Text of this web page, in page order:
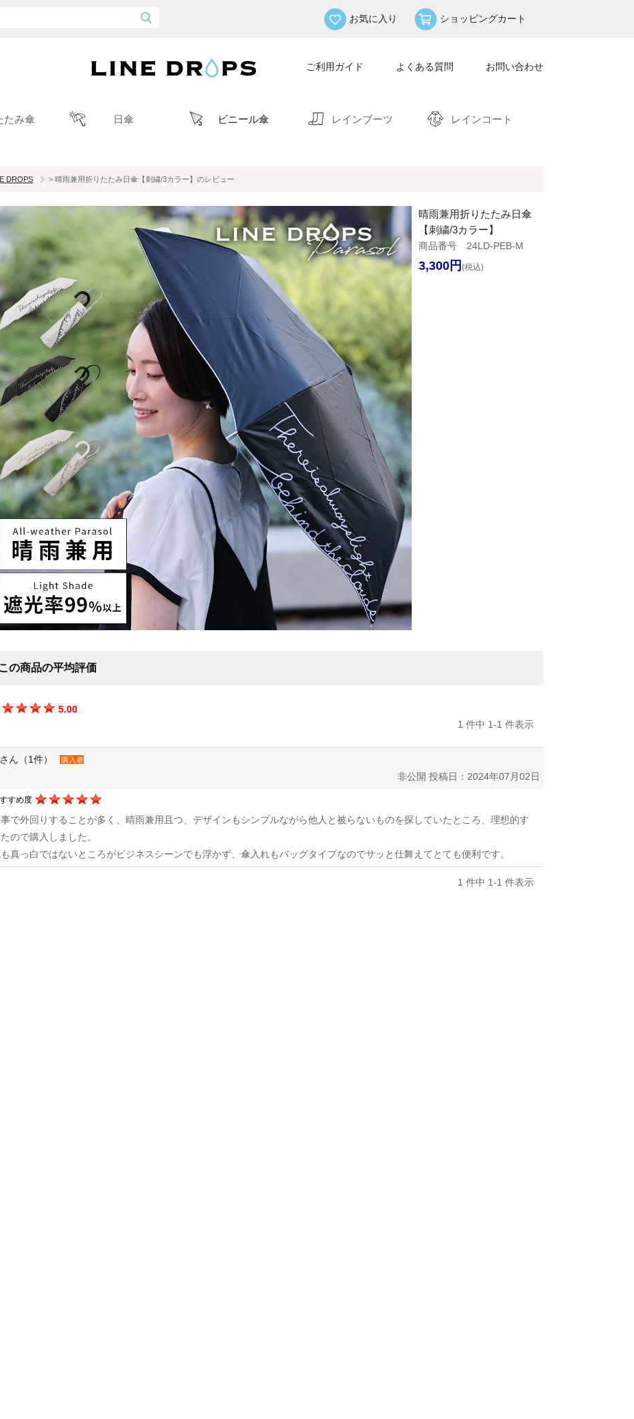
お気に入り ショッピングカート
ご利用ガイド よくある質問 お問い合わせ
たみ傘 日傘 ビニール傘 レインブーツ レインコート
DROPS > 晴雨兼用折りたたみ日傘【刺繍/3カラー】のレビュー
晴雨兼用折りたたみ日傘
【刺繍/3カラー】
商品番号 24LD-PEB-M
3,300円 (税込)
この商品の平均評価
5.00
1 件中 1-1 件表示
ん（1件） 購入者
非公開 投稿日：2024年07月02日
すめ度
で外回りすることが多く、晴雨兼用且つ、デザインもシンプルながら他人と被らないものを探していたところ、理想的す
ので購入しました。
真っ白ではないところがビジネスシーンでも浮かず、傘入れもバッグタイプなのでサッと仕舞えてとても便利です。
1 件中 1-1 件表示